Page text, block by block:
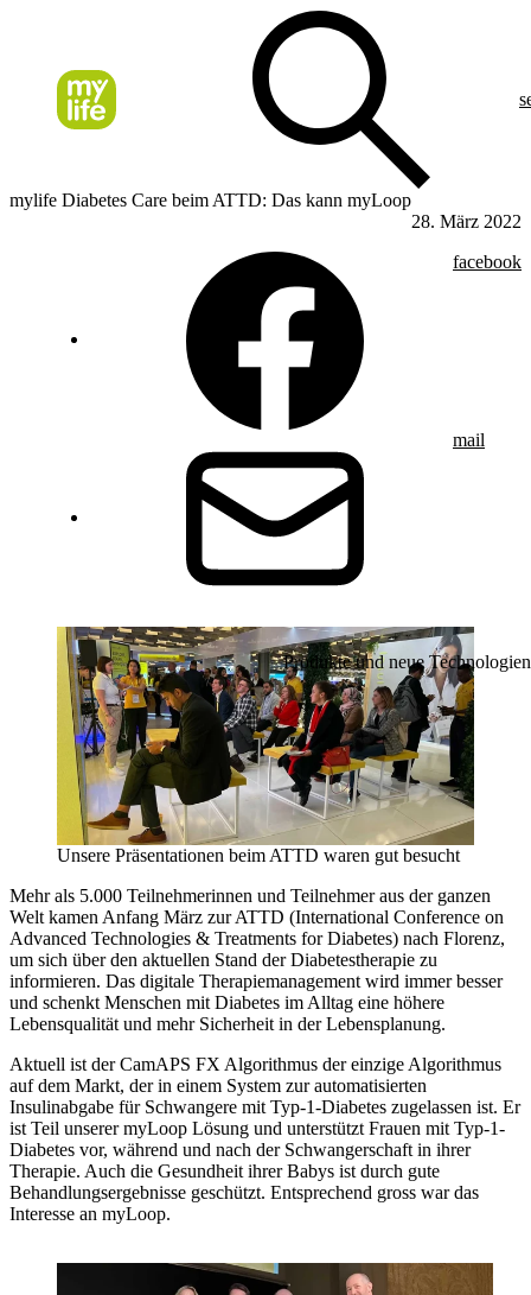
mylife Diabetes Care beim ATTD: Das kann myLoop
28. März 2022
facebook
mail
Produkte und neue Technologien
Unsere Präsentationen beim ATTD waren gut besucht
Mehr als 5.000 Teilnehmerinnen und Teilnehmer aus der ganzen
Welt kamen Anfang März zur ATTD (International Conference on
Advanced Technologies & Treatments for Diabetes) nach Florenz,
um sich über den aktuellen Stand der Diabetestherapie zu
informieren. Das digitale Therapiemanagement wird immer besser
und schenkt Menschen mit Diabetes im Alltag eine höhere
Lebensqualität und mehr Sicherheit in der Lebensplanung.
Aktuell ist der CamAPS FX Algorithmus der einzige Algorithmus
auf dem Markt, der in einem System zur automatisierten
Insulinabgabe für Schwangere mit Typ-1-Diabetes zugelassen ist. Er
ist Teil unserer myLoop Lösung und unterstützt Frauen mit Typ-1-
Diabetes vor, während und nach der Schwangerschaft in ihrer
Therapie. Auch die Gesundheit ihrer Babys ist durch gute
Behandlungsergebnisse geschützt. Entsprechend gross war das
Interesse an myLoop.